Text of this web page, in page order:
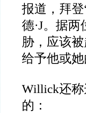
报道，拜登
德·J。据两
胁，应该被
给予他或
Willick还
的：